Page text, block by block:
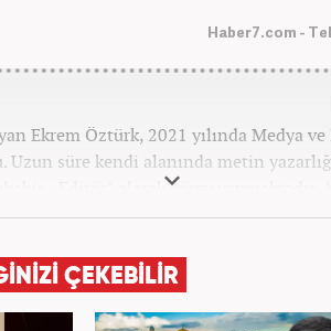
Haber7.com -
Ekrem Öztürk, 2021 yılında Medya
Uzun süre kendi alanında metin
- Editör" olarak görev yapmaktadır.
ve empatinin çok büyük bir güç
ÇEKEBİLİR